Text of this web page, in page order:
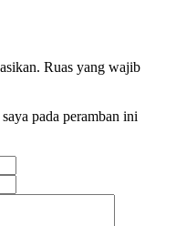
Ruas yang wajib
pada peramban ini